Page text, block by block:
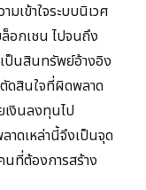
มเข้าใจระบบนิเวศ
อกเชน ไปจนถึง
ป็นสินทรัพย์อ้างอิง
ดสินใจที่ผิดพลาด
เงินลงทุนไป
าดเหล่านี้จึงเป็นจุด
ที่ต้องการสร้าง